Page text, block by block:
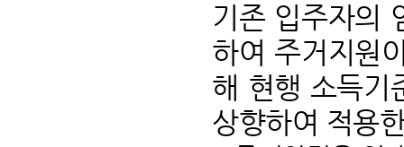
기존 입주자의
하여 주거지원
해 현행 소득
상향하여 적용